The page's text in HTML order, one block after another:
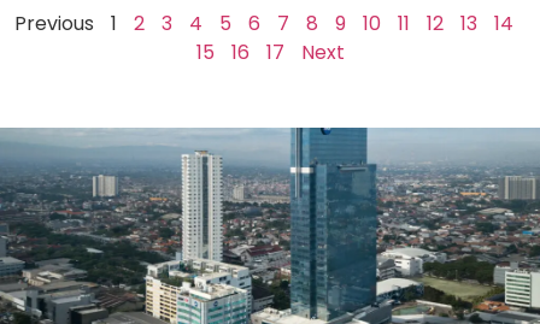
Previous 1 2 3 4 5 6 7 8 9 10 11 12 13
14
15
16 17 Next